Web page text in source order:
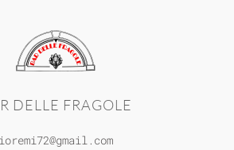
DELLE FRAGOLE
ioremi72@gmail.com